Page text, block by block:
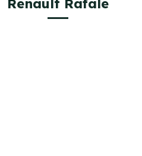
Renault Rafale